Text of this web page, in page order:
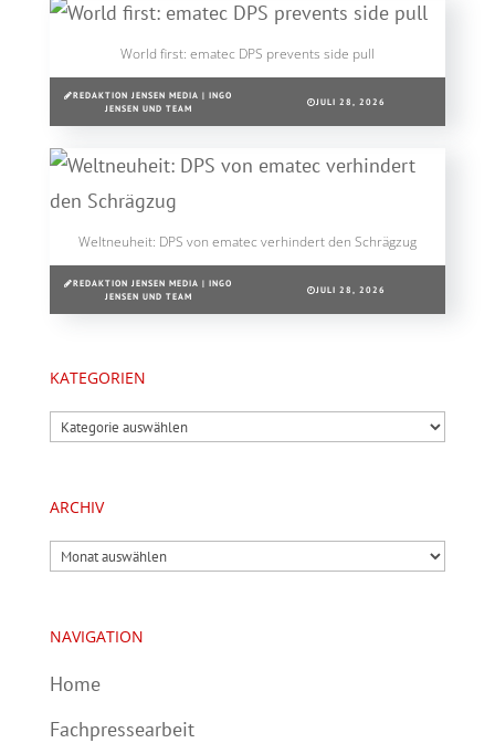
World first: ematec DPS prevents side pull
REDAKTION JENSEN MEDIA | INGO
JENSEN UND TEAM
JULI 28, 2026
Weltneuheit: DPS von ematec verhindert den Schrägzug
REDAKTION JENSEN MEDIA | INGO
JENSEN UND TEAM
JULI 28, 2026
KATEGORIEN
Kategorien
ARCHIV
Archiv
NAVIGATION
Home
Fachpressearbeit